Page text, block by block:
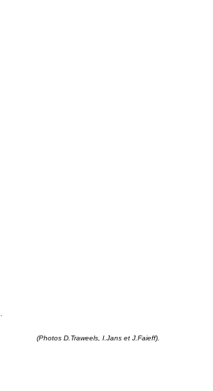
(Photos D.Traweels, I.Jans et J.Faieff).